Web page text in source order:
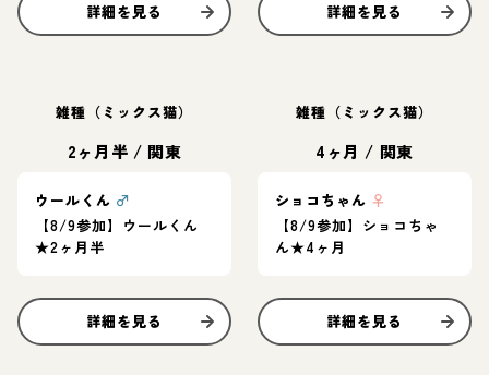
詳細を見る 詳細を見る
雑種（ミックス猫）
2ヶ月半 / 関東
ウールくん ♂
【8/9参加】ウールくん
★2ヶ月半
詳細を見る
雑種（ミックス猫）
4ヶ月 / 関東
ショコちゃん ♀
【8/9参加】ショコちゃ
ん★4ヶ月
詳細を見る